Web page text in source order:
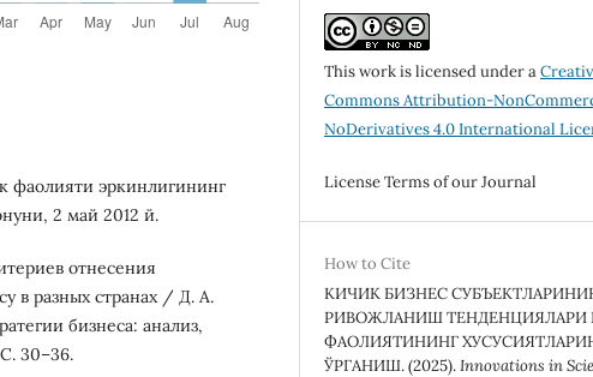
фаолияти эркинлигининг
2 май 2012 й.
отнесения
в разных странах / Д. А.
бизнеса: анализ,
30–36.
This work is licensed under a
Commons Attribution-
NoDerivatives 4.0 International
License Terms of our Journal
How to Cite
КИЧИК БИЗНЕС
РИВОЖЛАНИШ ТЕНДЕНЦИЯЛАРИ
ФАОЛИЯТИНИНГ
ЎРГАНИШ. (2025).Innovations in